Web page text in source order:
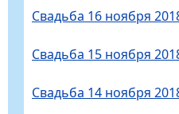
Свадьба 16 ноября
Свадьба 15 ноября
Свадьба 14 ноября